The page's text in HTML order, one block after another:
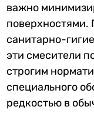
важно
санитарно-
эти смесители
строгим
специального
редкостью в